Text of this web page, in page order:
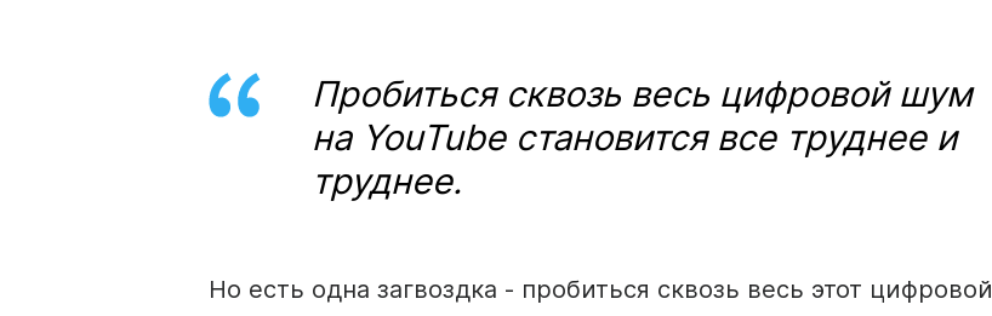
Пробиться сквозь весь цифровой шум
на YouTube становится все труднее и
труднее.
Но есть одна загвоздка - пробиться сквозь весь этот цифровой